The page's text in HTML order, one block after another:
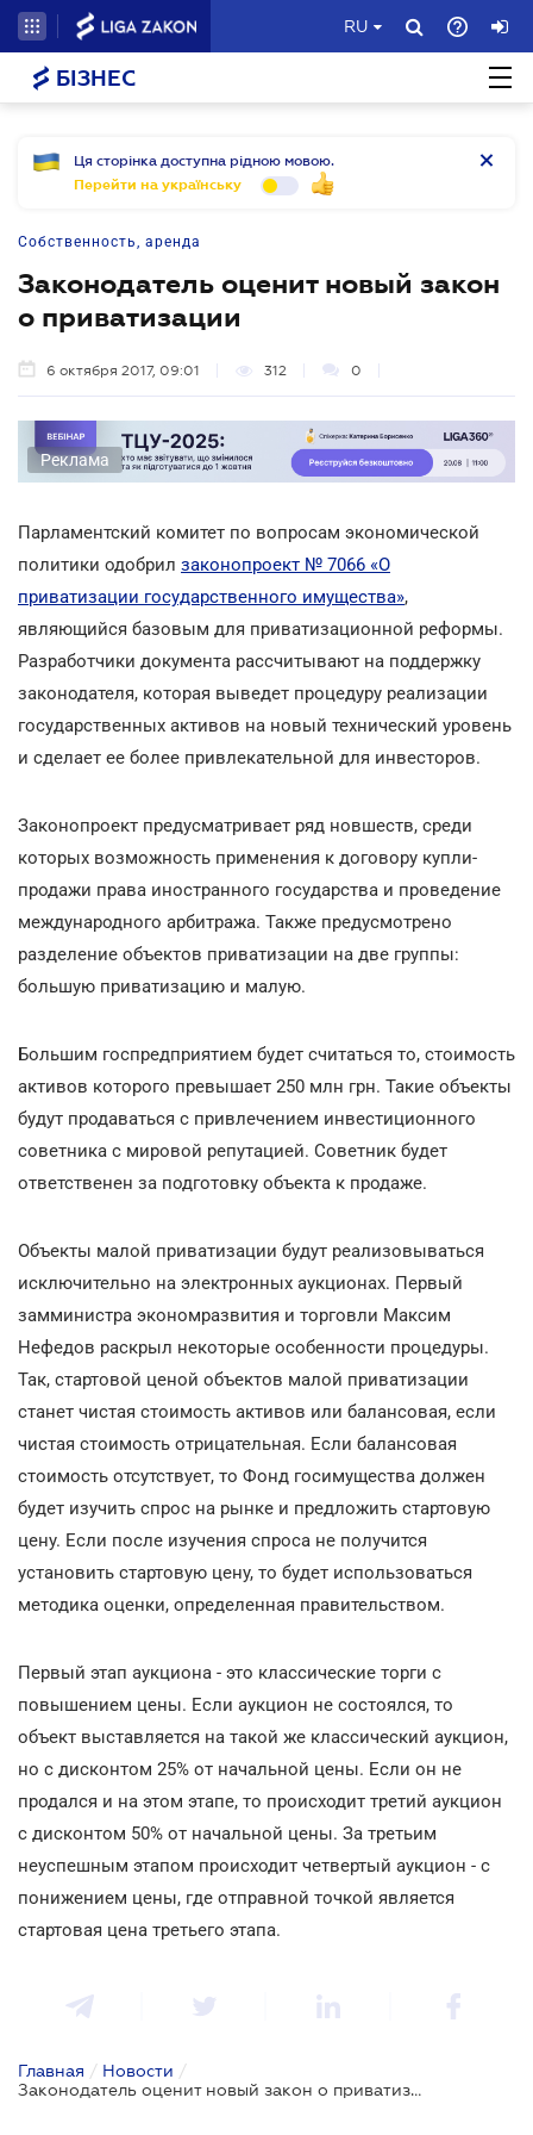
RU
БІЗНЕС
Ця сторінка доступна рідною мовою.
Перейти на українську
Собственность, аренда
Законодатель оценит новый закон
о приватизации
6 октября 2017, 09:01 312 0
Реклама
Парламентский комитет по вопросам экономической
политики одобрил законопроект № 7066 «О
приватизации государственного имущества»,
являющийся базовым для приватизационной реформы.
Разработчики документа рассчитывают на поддержку
законодателя, которая выведет процедуру реализации
государственных активов на новый технический уровень
и сделает ее более привлекательной для инвесторов.
Законопроект предусматривает ряд новшеств, среди
которых возможность применения к договору купли-
продажи права иностранного государства и проведение
международного арбитража. Также предусмотрено
разделение объектов приватизации на две группы:
большую приватизацию и малую.
Большим госпредприятием будет считаться то, стоимость
активов которого превышает 250 млн грн. Такие объекты
будут продаваться с привлечением инвестиционного
советника с мировой репутацией. Советник будет
ответственен за подготовку объекта к продаже.
Объекты малой приватизации будут реализовываться
исключительно на электронных аукционах. Первый
замминистра экономразвития и торговли Максим
Нефедов раскрыл некоторые особенности процедуры.
Так, стартовой ценой объектов малой приватизации
станет чистая стоимость активов или балансовая, если
чистая стоимость отрицательная. Если балансовая
стоимость отсутствует, то Фонд госимущества должен
будет изучить спрос на рынке и предложить стартовую
цену. Если после изучения спроса не получится
установить стартовую цену, то будет использоваться
методика оценки, определенная правительством.
Первый этап аукциона - это классические торги с
повышением цены. Если аукцион не состоялся, то
объект выставляется на такой же классический аукцион,
но с дисконтом 25% от начальной цены. Если он не
продался и на этом этапе, то происходит третий аукцион
с дисконтом 50% от начальной цены. За третьим
неуспешным этапом происходит четвертый аукцион - с
понижением цены, где отправной точкой является
стартовая цена третьего этапа.
Главная / Новости /
Законодатель оценит новый закон о приватизации